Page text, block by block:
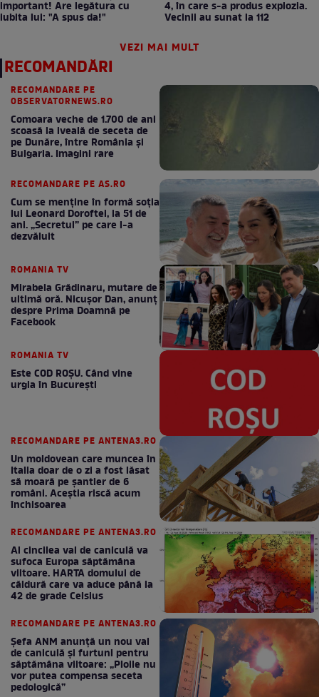
important! Are legătura cu
iubita lui: "A spus da!"
4, în care s-a produs explozia.
Vecinii au sunat la 112
VEZI MAI MULT
RECOMANDĂRI
RECOMANDARE PE
OBSERVATORNEWS.RO
Comoara veche de 1.700 de ani
scoasă la iveală de seceta de
pe Dunăre, între România şi
Bulgaria. Imagini rare
RECOMANDARE PE AS.RO
Cum se menţine în formă soţia
lui Leonard Doroftei, la 51 de
ani. „Secretul” pe care l-a
dezvăluit
ROMANIA TV
Mirabela Grădinaru, mutare de
ultimă oră. Nicuşor Dan, anunţ
despre Prima Doamnă pe
Facebook
ROMANIA TV
Este COD ROŞU. Când vine
urgia în Bucureşti
RECOMANDARE PE ANTENA3.RO
Un moldovean care muncea în
Italia doar de o zi a fost lăsat
să moară pe şantier de 6
români. Aceștia riscă acum
închisoarea
RECOMANDARE PE ANTENA3.RO
Al cincilea val de caniculă va
sufoca Europa săptămâna
viitoare. HARTA domului de
căldură care va aduce până la
42 de grade Celsius
RECOMANDARE PE ANTENA3.RO
Șefa ANM anunță un nou val
de caniculă și furtuni pentru
săptămâna viitoare: „Ploile nu
vor putea compensa seceta
pedologică”